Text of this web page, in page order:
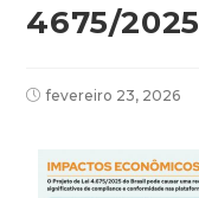
4675/2025
fevereiro 23, 2026